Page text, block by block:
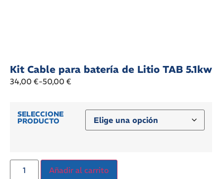
Kit Cable para batería de Litio TAB 5.1kw
34,00 €-50,00 €
SELECCIONE
PRODUCTO
Añadir al carrito